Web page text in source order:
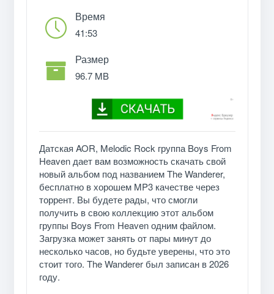
Время
41:53
Размер
96.7 MB
Датская AOR, Melodic Rock группа Boys From
Heaven дает вам возможность скачать свой
новый альбом под названием The Wanderer,
бесплатно в хорошем MP3 качестве через
торрент. Вы будете рады, что смогли
получить в свою коллекцию этот альбом
группы Boys From Heaven одним файлом.
Загрузка может занять от пары минут до
несколько часов, но будьте уверены, что это
стоит того. The Wanderer был записан в 2026
году.